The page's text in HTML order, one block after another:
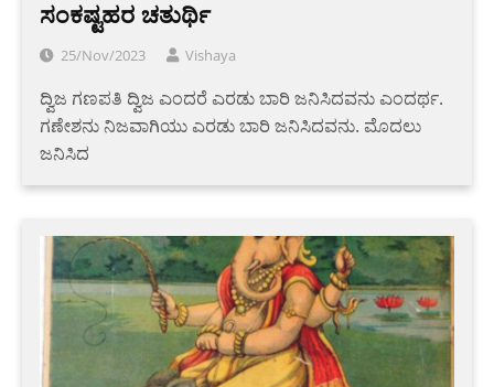
ಸಂಕಷ್ಟಹರ ಚತುರ್ಥಿ
25/Nov/2023 Vishaya
ದ್ವಿಜ ಗಣಪತಿ ದ್ವಿಜ ಎಂದರೆ ಎರಡು ಬಾರಿ ಜನಿಸಿದವನು ಎಂದರ್ಥ.
ಗಣೇಶನು ನಿಜವಾಗಿಯು ಎರಡು ಬಾರಿ ಜನಿಸಿದವನು. ಮೊದಲು
ಜನಿಸಿದ